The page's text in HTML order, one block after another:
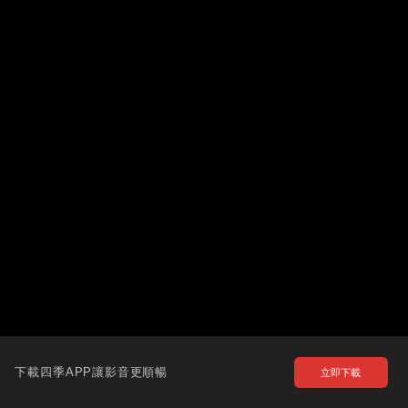
下載四季APP讓影音更順暢 立即下載